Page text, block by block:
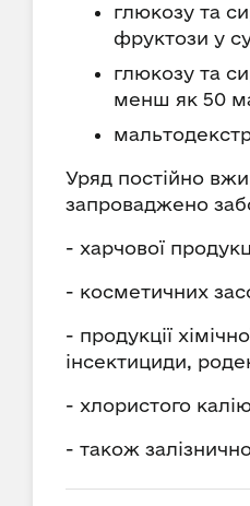
глюкозу та
фруктози у
глюкозу та
менш як 50
Уряд постійно
запроваджено
- харчової
- косметичних
- продукції
інсектициди,
- хлористого
- також